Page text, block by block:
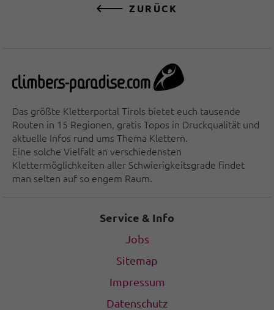
ZURÜCK
Das größte Kletterportal Tirols bietet euch tausende
Routen in 15 Regionen, gratis Topos in Druckqualität und
aktuelle Infos rund ums Thema Klettern.
Eine solche Vielfalt an verschiedensten
Klettermöglichkeiten aller Schwierigkeitsgrade findet
man selten auf so engem Raum.
Service & Info
Jobs
Sitemap
Impressum
Datenschutz